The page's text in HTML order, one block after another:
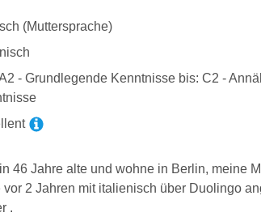
(Muttersprache)
- Grundlegende Kenntnisse bis: C2 -
46 Jahre alte und wohne in Berlin, meine
vor 2 Jahren mit italienisch über Duolingo
.